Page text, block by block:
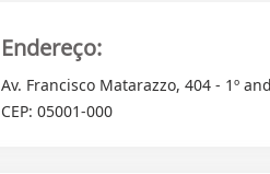
Endereço:
Av. Francisco Matarazzo, 404 - 1º
CEP: 05001-000